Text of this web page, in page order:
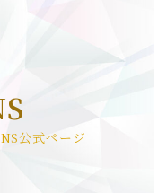
公式ページ